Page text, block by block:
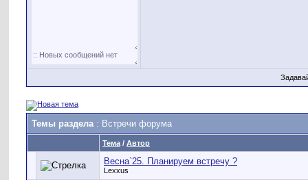
Темы раздела: Встречи форума
Тема / Автор
Весна`25. Планируем встречу ?
Lexxus